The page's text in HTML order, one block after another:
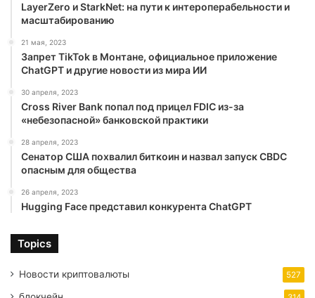
LayerZero и StarkNet: на пути к интероперабельности и
масштабированию
21 мая, 2023
Запрет TikTok в Монтане, официальное приложение
ChatGPT и другие новости из мира ИИ
30 апреля, 2023
Cross River Bank попал под прицел FDIC из-за
«небезопасной» банковской практики
28 апреля, 2023
Сенатор США похвалил биткоин и назвал запуск CBDC
опасным для общества
26 апреля, 2023
Hugging Face представил конкурента ChatGPT
Topics
Новости криптовалюты 527